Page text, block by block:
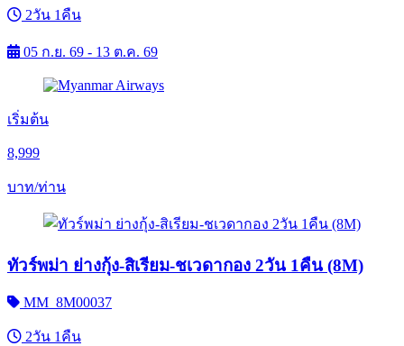
2วัน 1คืน
05 ก.ย. 69 - 13 ต.ค. 69
เริ่มต้น
8,999
บาท/ท่าน
ทัวร์พม่า ย่างกุ้ง-สิเรียม-ชเวดากอง 2วัน 1คืน (8M)
MM_8M00037
2วัน 1คืน